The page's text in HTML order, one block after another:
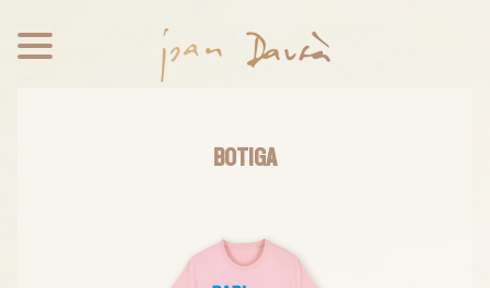
BOTIGA